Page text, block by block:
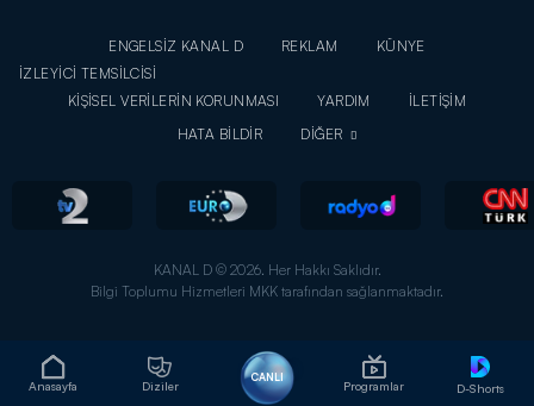
Anasayfa Diziler
CANLI
Programlar D-Shorts
ENGELSİZ KANAL D REKLAM
KÜNYE
İZLEYİCİ TEMSİLCİSİ
KİŞİSEL VERİLERİN KORUNMASI
YARDIM
İLETİŞİM
HATA BİLDİR
DİĞER
KANAL D © 2026. Her Hakkı Saklıdır.
Bilgi Toplumu Hizmetleri MKK tarafından sağlanmaktadır.